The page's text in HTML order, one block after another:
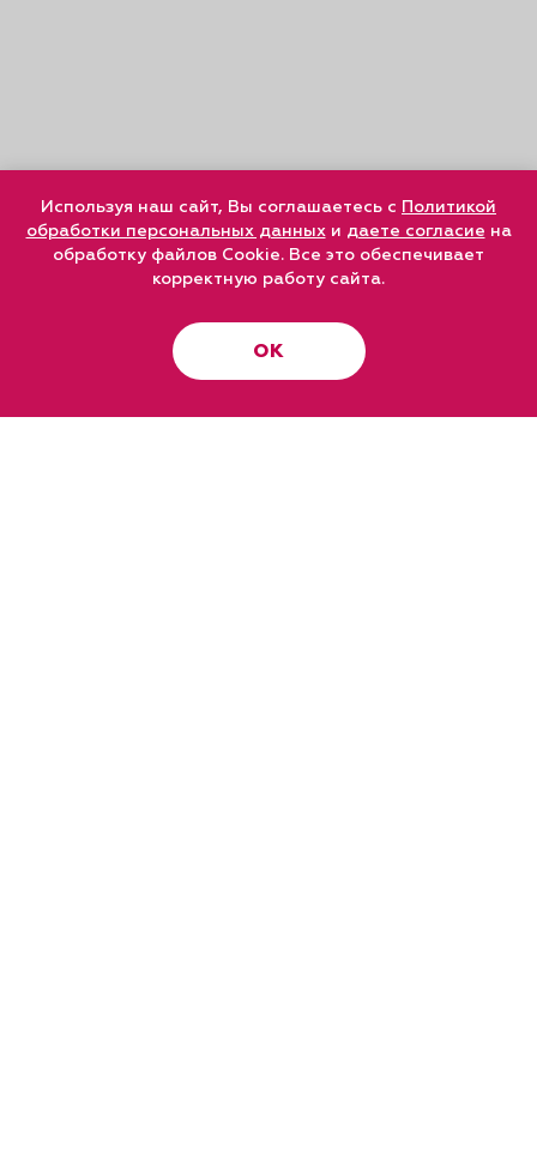
Используя наш сайт, Вы соглашаетесь с Политикой
обработки персональных данныхи даете согласие на
обработку файлов Cookie. Все это обеспечивает
корректную работу сайта.
ОК